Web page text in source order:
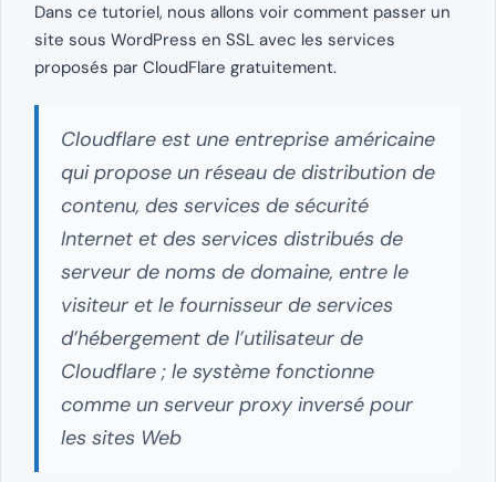
Dans ce tutoriel, nous allons voir comment passer un
site sous WordPress en SSL avec les services
proposés par CloudFlare gratuitement.
Cloudflare est une entreprise américaine
qui propose un réseau de distribution de
contenu, des services de sécurité
Internet et des services distribués de
serveur de noms de domaine, entre le
visiteur et le fournisseur de services
d’hébergement de l’utilisateur de
Cloudflare ; le système fonctionne
comme un serveur proxy inversé pour
les sites Web